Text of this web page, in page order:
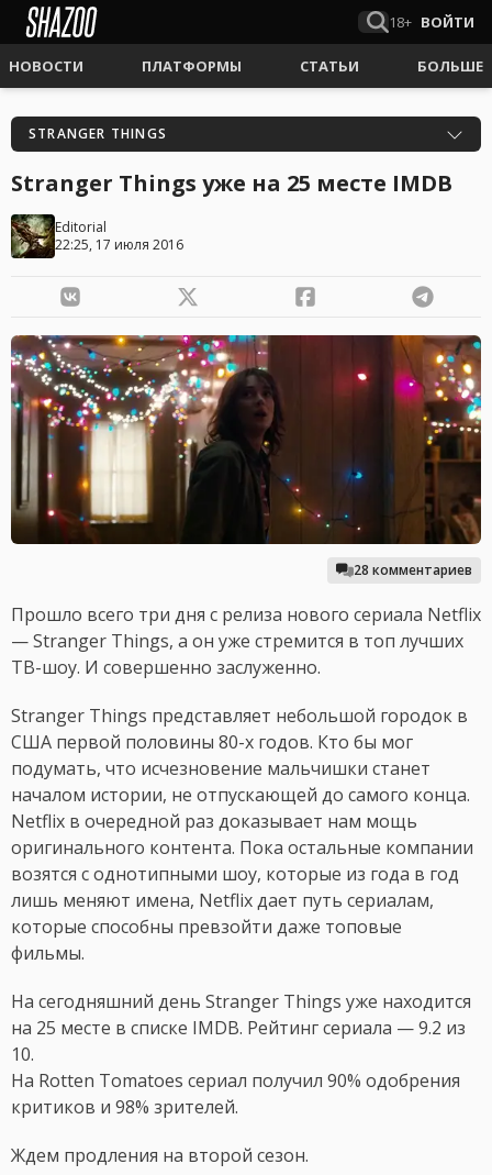
18+ ВОЙТИ
НОВОСТИ ПЛАТФОРМЫ СТАТЬИ БОЛЬШЕ
STRANGER THINGS
Stranger Things уже на 25 месте IMDB
Editorial
22:25, 17 июля 2016
28 комментариев
Прошло всего три дня с релиза нового сериала Netflix
— Stranger Things, а он уже стремится в топ лучших
ТВ-шоу. И совершенно заслуженно.
Stranger Things представляет небольшой городок в
США первой половины 80-х годов. Кто бы мог
подумать, что исчезновение мальчишки станет
началом истории, не отпускающей до самого конца.
Netflix в очередной раз доказывает нам мощь
оригинального контента. Пока остальные компании
возятся с однотипными шоу, которые из года в год
лишь меняют имена, Netflix дает путь сериалам,
которые способны превзойти даже топовые
фильмы.
На сегодняшний день Stranger Things уже находится
на 25 месте в списке IMDB. Рейтинг сериала — 9.2 из
10.
На Rotten Tomatoes сериал получил 90% одобрения
критиков и 98% зрителей.
Ждем продления на второй сезон.